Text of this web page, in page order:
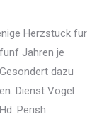
Herzstuck fur
Jahren je
dazu
Dienst Vogel
Perish